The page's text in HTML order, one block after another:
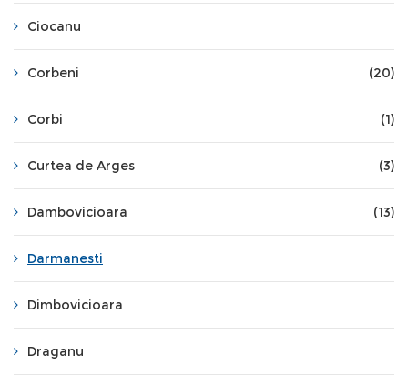
Ciocanu
Corbeni (20)
Corbi (1)
Curtea de Arges (3)
Dambovicioara (13)
Darmanesti
Dimbovicioara
Draganu